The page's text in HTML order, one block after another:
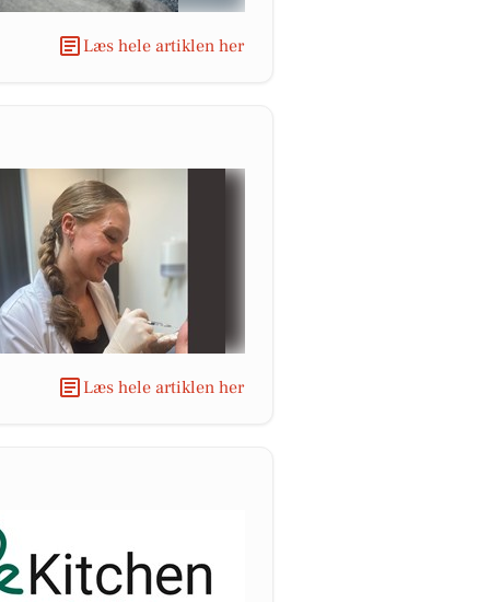
Læs hele artiklen her
Læs hele artiklen her